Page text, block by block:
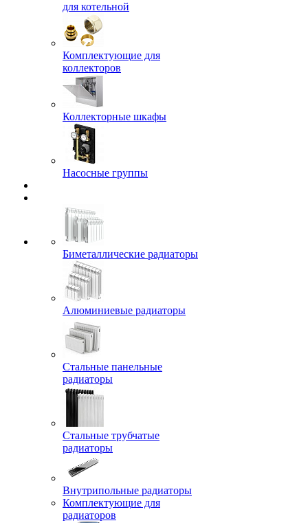
для котельной
Комплектующие для
коллекторов
Коллекторные шкафы
Насосные группы
Биметаллические радиаторы
Алюминиевые радиаторы
Стальные панельные
радиаторы
Стальные трубчатые
радиаторы
Внутрипольные радиаторы
Комплектующие для
радиаторов